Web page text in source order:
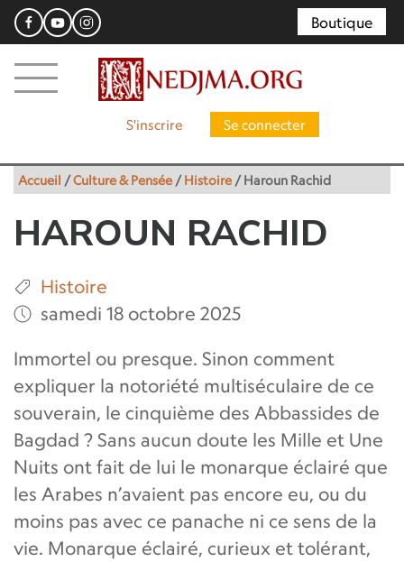
Boutique
S'inscrire Se connecter
Accueil /Culture & Pensée /Histoire /Haroun Rachid
HAROUN RACHID
Histoire
samedi 18 octobre 2025
Immortel ou presque. Sinon comment
expliquer la notoriété multiséculaire de ce
souverain, le cinquième des Abbassides de
Bagdad ? Sans aucun doute les Mille et Une
Nuits ont fait de lui le monarque éclairé que
les Arabes n’avaient pas encore eu, ou du
moins pas avec ce panache ni ce sens de la
vie. Monarque éclairé, curieux et tolérant,